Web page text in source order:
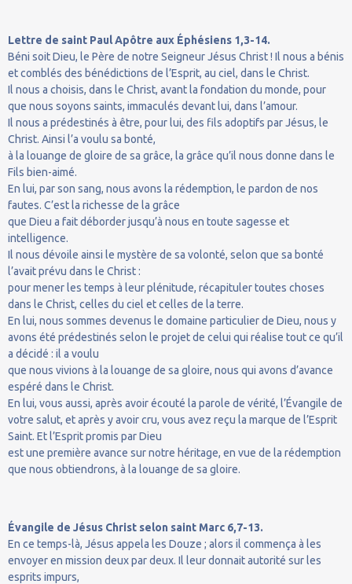
Lettre de saint Paul Apôtre aux Éphésiens 1,3-14.
Béni soit Dieu, le Père de notre Seigneur Jésus Christ ! Il nous a bénis
et comblés des bénédictions de l’Esprit, au ciel, dans le Christ.
Il nous a choisis, dans le Christ, avant la fondation du monde, pour
que nous soyons saints, immaculés devant lui, dans l’amour.
Il nous a prédestinés à être, pour lui, des fils adoptifs par Jésus, le
Christ. Ainsi l’a voulu sa bonté,
à la louange de gloire de sa grâce, la grâce qu’il nous donne dans le
Fils bien-aimé.
En lui, par son sang, nous avons la rédemption, le pardon de nos
fautes. C’est la richesse de la grâce
que Dieu a fait déborder jusqu’à nous en toute sagesse et
intelligence.
Il nous dévoile ainsi le mystère de sa volonté, selon que sa bonté
l’avait prévu dans le Christ :
pour mener les temps à leur plénitude, récapituler toutes choses
dans le Christ, celles du ciel et celles de la terre.
En lui, nous sommes devenus le domaine particulier de Dieu, nous y
avons été prédestinés selon le projet de celui qui réalise tout ce qu’il
a décidé : il a voulu
que nous vivions à la louange de sa gloire, nous qui avons d’avance
espéré dans le Christ.
En lui, vous aussi, après avoir écouté la parole de vérité, l’Évangile de
votre salut, et après y avoir cru, vous avez reçu la marque de l’Esprit
Saint. Et l’Esprit promis par Dieu
est une première avance sur notre héritage, en vue de la rédemption
que nous obtiendrons, à la louange de sa gloire.
Évangile de Jésus Christ selon saint Marc 6,7-13.
En ce temps-là, Jésus appela les Douze ; alors il commença à les
envoyer en mission deux par deux. Il leur donnait autorité sur les
esprits impurs,